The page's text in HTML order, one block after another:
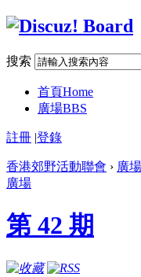
搜索
首頁Home
廣場BBS
註冊 |登錄
香港郊野活動聯會 › 廣場
廣場
第 42 期